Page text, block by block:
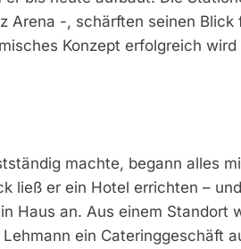
Arena -, schärften seinen
Konzept erfolgreich
machte, begann alles
ließ er ein Hotel errichten –
Haus an. Aus einem Standort
ein Cateringgeschäft